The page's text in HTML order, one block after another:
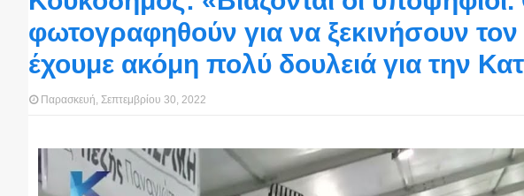
φωτογραφηθούν για να ξεκινήσουν
έχουμε ακόμη πολύ δουλειά για την
Παρασκευή, Σεπτεμβρίου 30, 2022